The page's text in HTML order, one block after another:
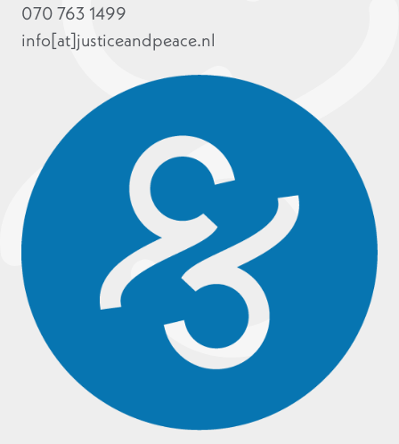
070 763 1499
info[at]justiceandpeace.nl